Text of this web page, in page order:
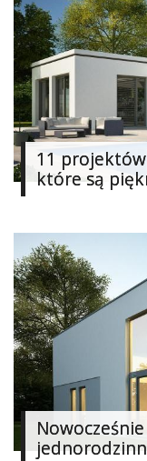
Dodaj
artykuł
11
które są